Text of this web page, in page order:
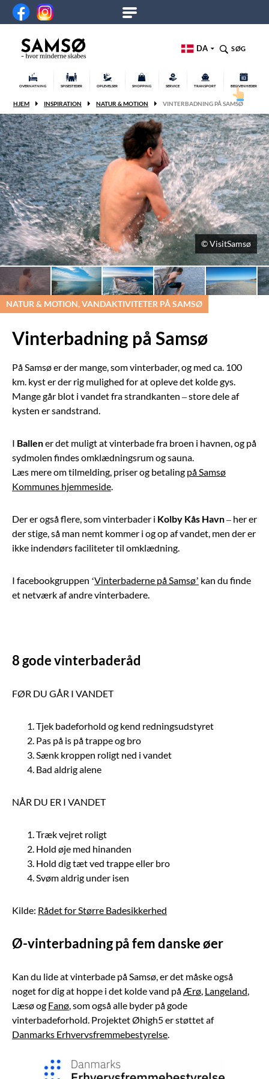
DA SØG
OVERNATNING SPISESTEDER OPLEVELSER SHOPPING SERVICE TRANSPORT BEGIVENHEDER
HJEM INSPIRATION NATUR & MOTION VINTERBADNING PÅ SAMSØ
© VisitSamsø
NATUR & MOTION, VANDAKTIVITETER PÅ SAMSØ
Vinterbadning på Samsø
På Samsø er der mange, som vinterbader, og med ca. 100
km. kyst er der rig mulighed for at opleve det kolde gys.
Mange går blot i vandet fra strandkanten – store dele af
kysten er sandstrand.
I Ballener det muligt at vinterbade fra broen i havnen, og på
sydmolen findes omklædningsrum og sauna.
Læs mere om tilmelding, priser og betaling på Samsø
Kommunes hjemmeside.
Der er også flere, som vinterbader i Kolby Kås Havn– her er
der stige, så man nemt kommer i og op af vandet, men der er
ikke indendørs faciliteter til omklædning.
I facebookgruppen ‘Vinterbaderne på Samsø’ kan du finde
et netværk af andre vinterbadere.
8 gode vinterbaderåd
FØR DU GÅR I VANDET
Tjek badeforhold og kend redningsudstyret
Pas på is på trappe og bro
Sænk kroppen roligt ned i vandet
Bad aldrig alene
NÅR DU ER I VANDET
Træk vejret roligt
Hold øje med hinanden
Hold dig tæt ved trappe eller bro
Svøm aldrig under isen
Kilde: Rådet for Større Badesikkerhed
Ø-vinterbadning på fem danske øer
Kan du lide at vinterbade på Samsø, er det måske også
noget for dig at hoppe i det kolde vand påÆrø, Langeland,
Læsø og Fanø, som også alle byder på gode
vinterbadeforhold. Projektet Øhigh5 er støttet af
Danmarks Erhvervsfremmebestyrelse.